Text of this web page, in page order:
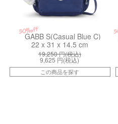
50%off
GABB S(Casual Blue C)
22 x 31 x 14.5 cm
19,250円(税込)
9,625 円(税込)
この商品を探す